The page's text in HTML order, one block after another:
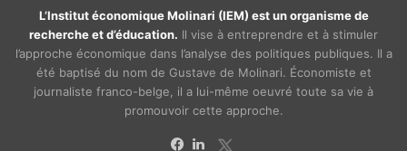
L’Institut économique Molinari (IEM) est un organisme de
recherche et d’éducation. Il vise à entreprendre et à stimuler
l’approche économique dans l’analyse des politiques publiques. Il a
été baptisé du nom de Gustave de Molinari. Économiste et
journaliste franco-belge, il a lui-même oeuvré toute sa vie à
promouvoir cette approche.